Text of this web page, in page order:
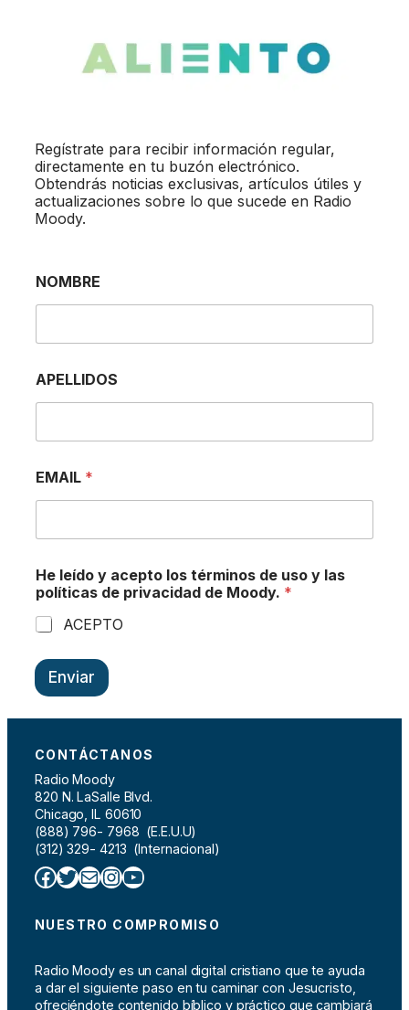
Regístrate para recibir información regular,
directamente en tu buzón electrónico.
Obtendrás noticias exclusivas, artículos útiles y
actualizaciones sobre lo que sucede en Radio
Moody.
NOMBRE
APELLIDOS
EMAIL *
N
O
M
B
E
t
é
r
i
o
s
He leído y acepto los términos de uso y las
políticas de privacidad de Moody. *
ACEPTO
Enviar
CONTÁCTANOS
Radio Moody
820 N. LaSalle Blvd.
Chicago, IL 60610
(888) 796- 7968 (E.E.U.U)
(312) 329- 4213 (Internacional)
Facebook Twitter Correo electrónico InstagramYouTube
NUESTRO COMPROMISO
Radio Moody es un canal digital cristiano que te ayuda
a dar el siguiente paso en tu caminar con Jesucristo,
ofreciéndote contenido bíblico y práctico que cambiará